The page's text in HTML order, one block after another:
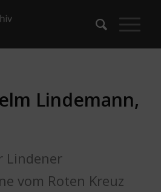
Lindemann,
Lindener
vom Roten Kreuz